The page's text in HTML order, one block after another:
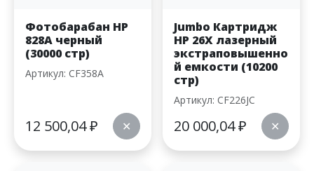
Фотобарабан HP
828A черный
(30000 стр)
Артикул: CF358A
12 500,04₽ ✕
Jumbo Картридж
HP 26X лазерный
экстраповышенно
й емкости (10200
стр)
Артикул: CF226JC
20 000,04₽ ✕